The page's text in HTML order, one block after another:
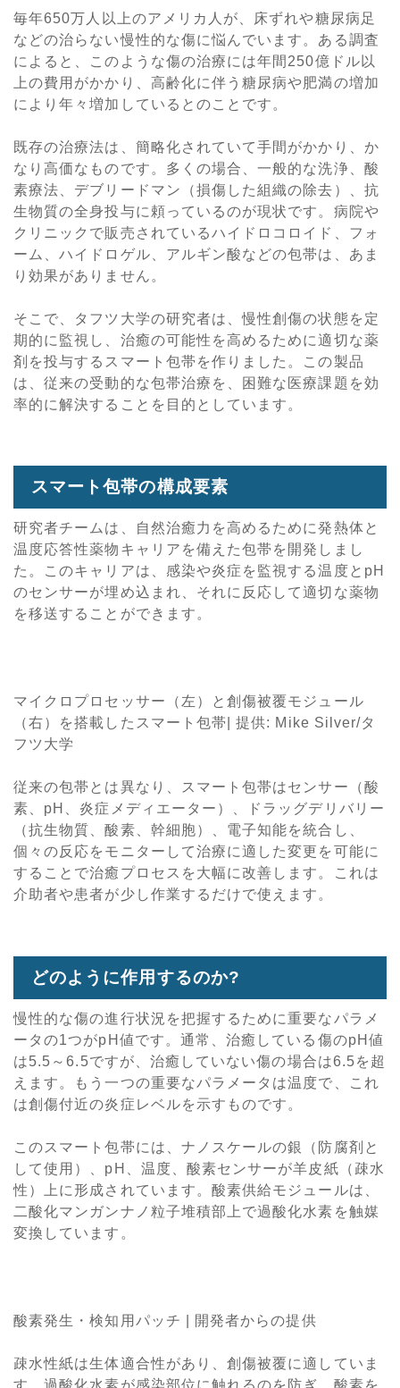
毎年650万人以上のアメリカ人が、床ずれや糖尿病足
などの治らない慢性的な傷に悩んでいます。ある調査
によると、このような傷の治療には年間250億ドル以
上の費用がかかり、高齢化に伴う糖尿病や肥満の増加
により年々増加しているとのことです。
既存の治療法は、簡略化されていて手間がかかり、か
なり高価なものです。多くの場合、一般的な洗浄、酸
素療法、デブリードマン（損傷した組織の除去）、抗
生物質の全身投与に頼っているのが現状です。病院や
クリニックで販売されているハイドロコロイド、フォ
ーム、ハイドロゲル、アルギン酸などの包帯は、あま
り効果がありません。
そこで、タフツ大学の研究者は、慢性創傷の状態を定
期的に監視し、治癒の可能性を高めるために適切な薬
剤を投与するスマート包帯を作りました。この製品
は、従来の受動的な包帯治療を、困難な医療課題を効
率的に解決することを目的としています。
スマート包帯の構成要素
研究者チームは、自然治癒力を高めるために発熱体と
温度応答性薬物キャリアを備えた包帯を開発しまし
た。このキャリアは、感染や炎症を監視する温度とpH
のセンサーが埋め込まれ、それに反応して適切な薬物
を移送することができます。
マイクロプロセッサー（左）と創傷被覆モジュール
（右）を搭載したスマート包帯| 提供: Mike Silver/タ
フツ大学
従来の包帯とは異なり、スマート包帯はセンサー（酸
素、pH、炎症メディエーター）、ドラッグデリバリー
（抗生物質、酸素、幹細胞）、電子知能を統合し、
個々の反応をモニターして治療に適した変更を可能に
することで治癒プロセスを大幅に改善します。これは
介助者や患者が少し作業するだけで使えます。
どのように作用するのか?
慢性的な傷の進行状況を把握するために重要なパラメ
ータの1つがpH値です。通常、治癒している傷のpH値
は5.5～6.5ですが、治癒していない傷の場合は6.5を超
えます。もう一つの重要なパラメータは温度で、これ
は創傷付近の炎症レベルを示すものです。
このスマート包帯には、ナノスケールの銀（防腐剤と
して使用）、pH、温度、酸素センサーが羊皮紙（疎水
性）上に形成されています。酸素供給モジュールは、
二酸化マンガンナノ粒子堆積部上で過酸化水素を触媒
変換しています。
酸素発生・検知用パッチ | 開発者からの提供
疎水性紙は生体適合性があり、創傷被覆に適していま
す。過酸化水素が感染部位に触れるのを防ぎ、酸素を